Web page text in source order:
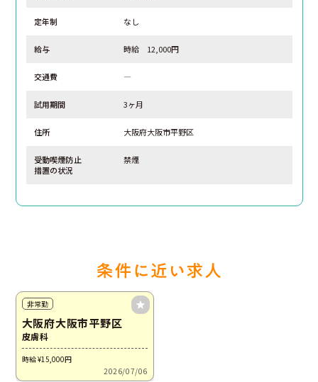
定年制 なし
給与 時給 12,000円
交通費 ―
試用期間 3ヶ月
住所 大阪府大阪市平野区
受動喫煙防止
措置の状況
禁煙
非常勤
大阪府大阪市平野区
皮膚科
時給 ¥15,000円
2026/07/06